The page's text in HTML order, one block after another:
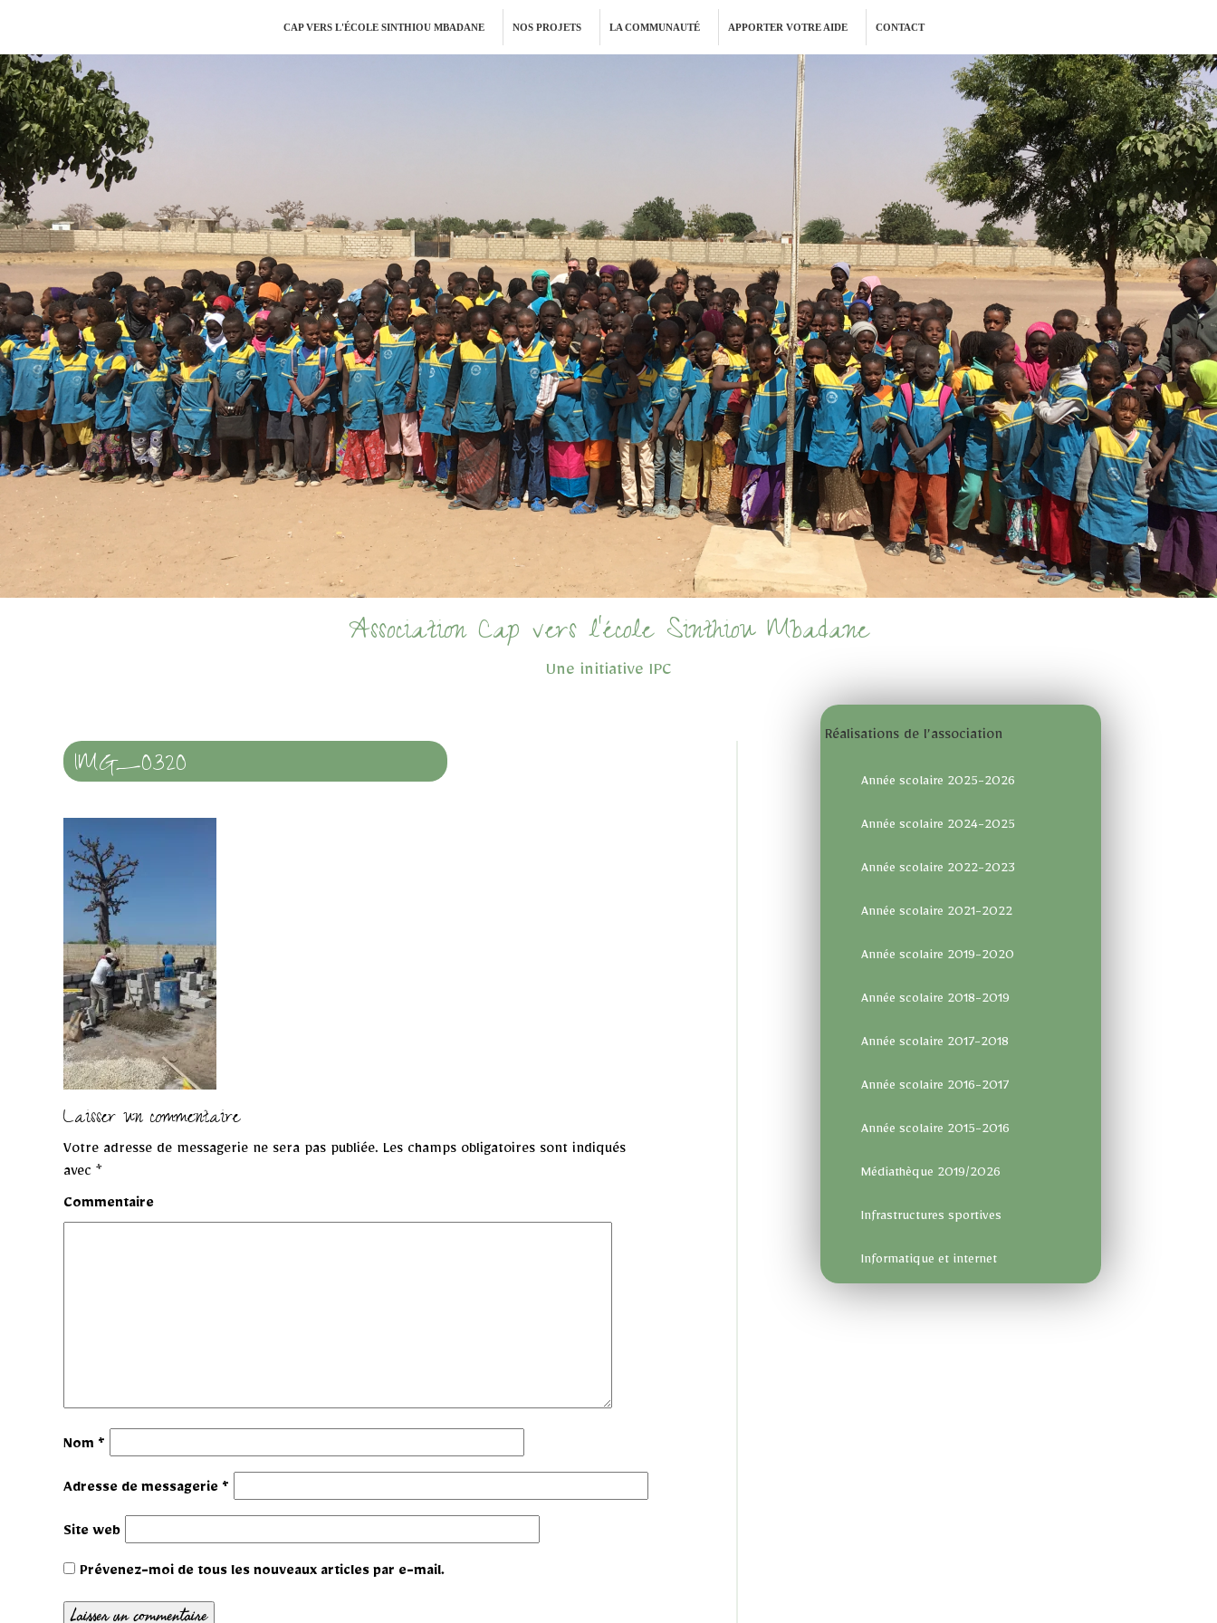
CAP VERS L'ÉCOLE SINTHIOU MBADANE NOS PROJETS LA COMMUNAUTÉ APPORTER VOTRE AIDE CONTACT
Association Cap vers l'école Sinthiou Mbadane
Une initiative IPC
IMG_0320
Laisser un commentaire
Votre adresse de messagerie ne sera pas publiée. Les champs obligatoires sont indiqués
avec *
Commentaire
Nom *
Adresse de messagerie *
Site web
Prévenez-moi de tous les nouveaux articles par e-mail.
Réalisations de l’association
Année scolaire 2025-2026
Année scolaire 2024-2025
Année scolaire 2022-2023
Année scolaire 2021-2022
Année scolaire 2019-2020
Année scolaire 2018-2019
Année scolaire 2017-2018
Année scolaire 2016-2017
Année scolaire 2015-2016
Médiathèque 2019/2026
Infrastructures sportives
Informatique et internet